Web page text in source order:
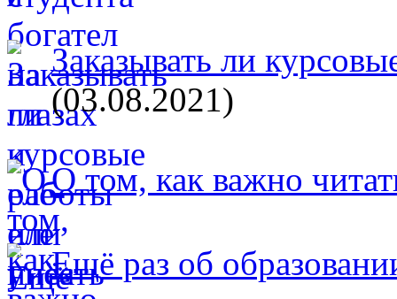
Заказывать ли
(03.08.2021)
О том, как важно
Ещё раз об